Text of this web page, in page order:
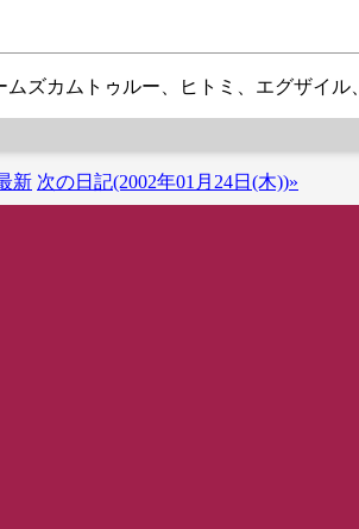
ズカムトゥルー、ヒトミ、エグザイル
新 次の日記(2002年01月24日(木))»